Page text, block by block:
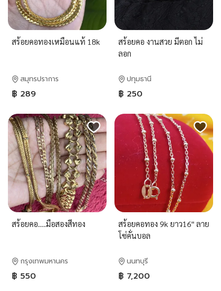
สร้อยคอทองเหมือนแท้ 18k
สมุทรปราการ
฿ 289
สร้อยคอ งานสวย มีตอก ไม่
ลอก
ปทุมธานี
฿ 250
สร้อยคอ….มือสองสีทอง
กรุงเทพมหานคร
฿ 550
สร้อยคอทอง 9k ยาว16" ลาย
โซ่คั่นบอล
นนทบุรี
฿ 7,200